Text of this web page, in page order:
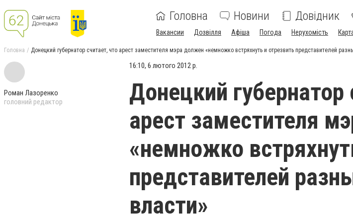
Головна Новини Довідник
Вакансии Дозвілля Афіша Погода Нерухомість
Головна Донецкий губернатор считает, что арест заместителя мэра должен «немножко встряхнуть и отрезвить представителей
Роман Лазоренко
головний редактор
16:10, 6 лютого 2012 р.
Донецкий губернатор
арест заместителя
«немножко
представителей
власти»